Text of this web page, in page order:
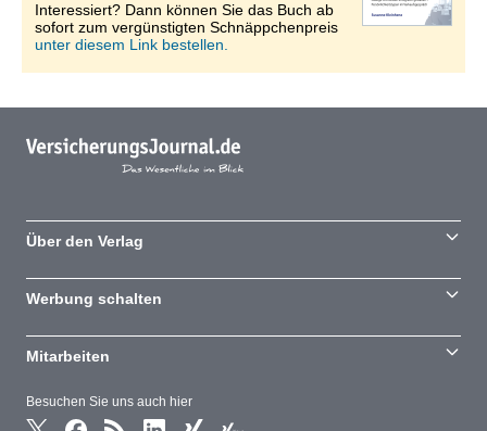
Interessiert? Dann können Sie das Buch ab
sofort zum vergünstigten Schnäppchenpreis
unter diesem Link bestellen.
Besuchen Sie uns auch hier
Über den Verlag
Werbung schalten
Mitarbeiten